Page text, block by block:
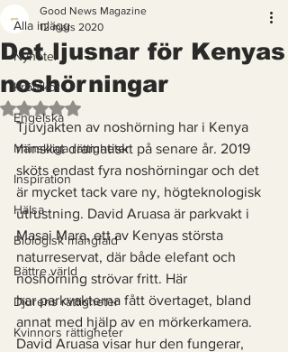
Alla inlägg
Nyheter
Krönikor
Engelska
Mänskliga rättigheter
Inspiration
Hälsa
Biologisk mångfald
Bättre värld
Djurens rättigheter
Kvinnors rättigheter
Det ljusnar för Kenyas
noshörningar
Good News Magazine
12 mars 2020
Betygsatt till NaN av 5 stjärnor.
Tjuvjakten av noshörning har i Kenya
minskat dramatiskt på senare år. 2019
sköts endast fyra noshörningar och det
är mycket tack vare ny, högteknologisk
utrustning. David Aruasa är parkvakt i
Masai Mara, ett av Kenyas största
naturreservat, där både elefant och
noshörning strövar fritt. Här
har parkvakterna fått övertaget, bland
annat med hjälp av en mörkerkamera.
David Aruasa visar hur den fungerar,